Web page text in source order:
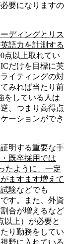
要になりますの
ディングとリス
語力を計測する
点以上取れてい
だけを目標に英
イティングの対
みれば当たり前
をしている人は
、つまり高得点
ーションができ
明する重要な手
既卒採用では
たように、一定
ますます増えて
験などでも
す。また、外資
合が増えるなど
以上）が必要と
り勤務をしてい
野に入れている